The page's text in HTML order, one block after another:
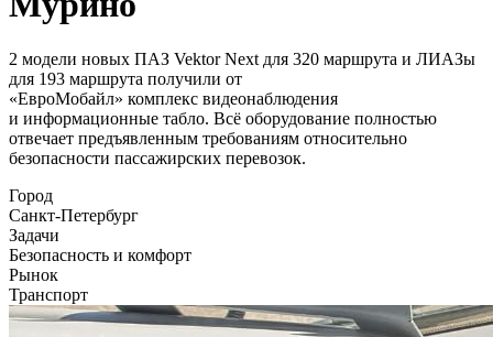
2 модели новых ПАЗ Vektor Next для 320 маршрута и ЛИАЗы
для 193 маршрута получили от
«ЕвроМобайл» комплекс видеонаблюдения
и информационные табло. Всё оборудование полностью
отвечает предъявленным требованиям относительно
безопасности пассажирских перевозок.
Город
Санкт-Петербург
Задачи
Безопасность и комфорт
Рынок
Транспорт